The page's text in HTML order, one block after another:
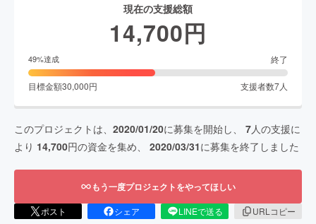
現在の支援総額
14,700円
49%達成 終了
目標金額30,000円 支援者数7人
このプロジェクトは、 2020/01/20に募集を開始し、 7人の支援に
より 14,700円の資金を集め、 2020/03/31に募集を終了しました
もう一度プロジェクトをやってほしい
ポスト シェア LINEで送る
URLコピー